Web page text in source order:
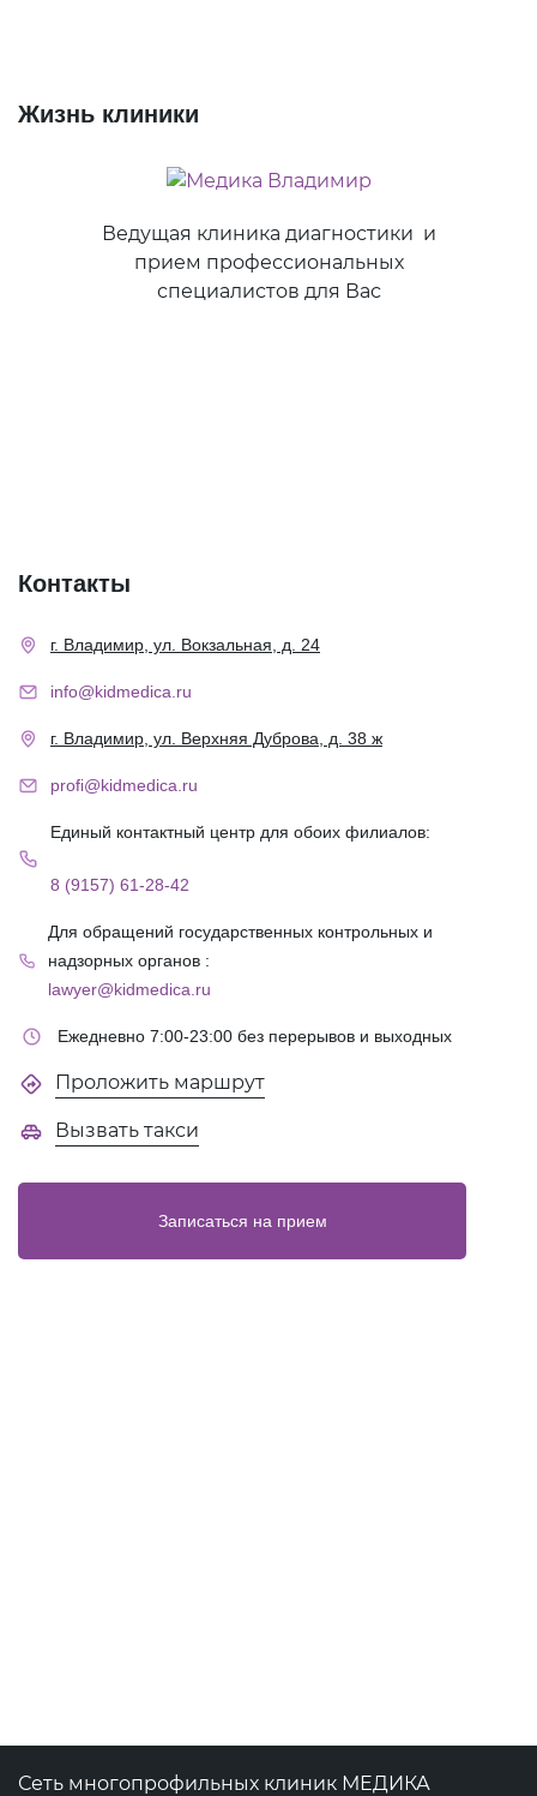
Жизнь клиники
Ведущая клиника диагностики и
прием профессиональных
специалистов для Вас
Контакты
г. Владимир, ул. Вокзальная, д. 24
info@kidmedica.ru
г. Владимир, ул. Верхняя Дуброва, д. 38 ж
profi@kidmedica.ru
Единый контактный центр для обоих филиалов:
8 (9157) 61-28-42
Для обращений государственных контрольных и
надзорных органов :
lawyer@kidmedica.ru
Ежедневно 7:00-23:00 без перерывов и выходных
Проложить маршрут
Вызвать такси
Записаться на прием
Сеть многопрофильных клиник МЕДИКА